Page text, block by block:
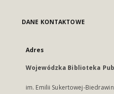
DANE KONTAKTOWE
Adres
Wojewódzka Biblioteka
im. Emilii Sukertowej-